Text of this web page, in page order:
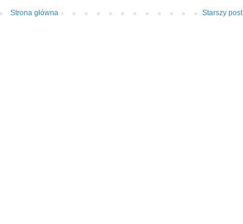
Starszy post
Strona główna